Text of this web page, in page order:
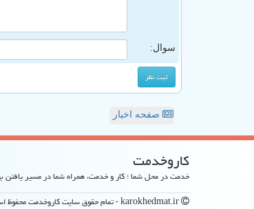
سوال:
صفحه اخبار
كاروخدمت
خدمت در محل شما ؛ کار و خدمت، همراه شما در مسیر